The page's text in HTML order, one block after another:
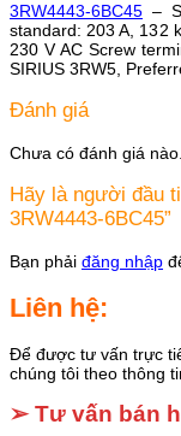
3RW4443-6BC45 –
standard: 203 A, 132
230 V AC Screw
SIRIUS 3RW5,
Đánh giá
Chưa có đánh giá nào.
Hãy là người đầu
3RW4443-6BC45”
Bạn phải đăng nhập
Liên hệ:
Để được tư vấn trực
chúng tôi theo thông
➢ Tư vấn bán